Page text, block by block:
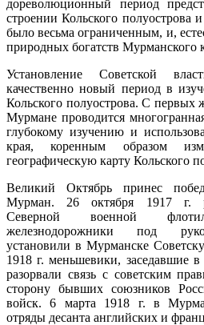
дореволюционный период
строении Кольского полуострова
было весьма ограниченным, и,
природных богатств Мурманского
Установление Советской
качественно новый период в
Кольского полуострова. С первых
Мурмане проводится
глубокому изучению и
края, коренным образом
географическую карту Кольского
Великий Октябрь принес
Мурман. 26 октября 1917 г.
Северной военной
железнодорожники под
установили в Мурманске
1918 г. меньшевики, заседавшие
разорвали связь с советским
сторону бывших союзников
войск. 6 марта 1918 г. в
отряды десанта английских и